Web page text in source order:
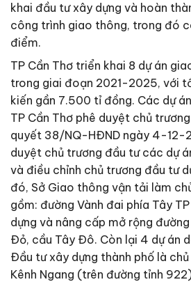
khai đầu tư xây dựng và hoàn
công trình giao thông, trong đó
điểm.
TP Cần Thơ triển khai 8 dự án
trong giai đoạn 2021-2025, với
kiến gần 7.500 tỉ đồng. Các dự
TP Cần Thơ phê duyệt chủ
quyết 38/NQ-HÐND ngày 4-12-
duyệt chủ trương đầu tư các dự
và điều chỉnh chủ trương đầu tư
đó, Sở Giao thông vận tải làm
gồm: đường Vành đai phía Tây
dựng và nâng cấp mở rộng
Ðỏ, cầu Tây Ðô. Còn lại 4 dự án
Ðầu tư xây dựng thành phố là
Kênh Ngang (trên đường tỉnh